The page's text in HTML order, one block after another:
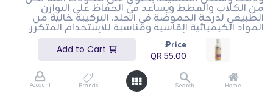
Price:
55.00
Home
Search
Brands
Account
من الكلاب والقطط ويساعد في الحفاظ على التوازن
الطبيعي لدرجة الحموضة في الجلد. التركيبة خالية من
المواد الكيميائية القاسية ومناسبة للاستخدام المتكرر.
هذا المنتج مثالي لأصحاب الحيوانات الأليفة الذين يرغبون
في الحفاظ على نظافة وصحة معطف حيواناتهم الأليفة
بشكل منتظم.
55.00
QR